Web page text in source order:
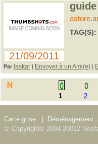
21/09/2011
TAG(S):
Par laskar | Envoyer à un Ami(e) |
1 2
Carte grise Déménagement
© Copyright© 2004-20012